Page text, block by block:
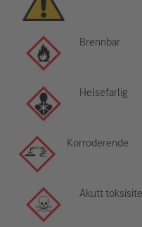
Brennbar
Helsefarlig
Korroderende
Akutt